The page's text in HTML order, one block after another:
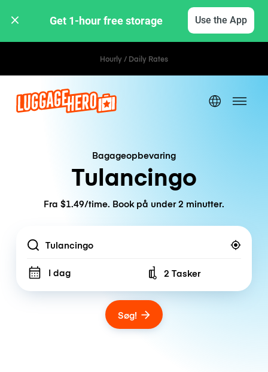
Get 1-hour free storage Use the App
Hourly / Daily Rates
Bagageopbevaring
Tulancingo
Fra $1.49/time. Book på under 2 minutter.
Location
I dag Number of bags
2 Tasker
Søg!